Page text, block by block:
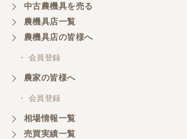
中古農機具を売る
農機具店一覧
農機具店の皆様へ
・ 会員登録
農家の皆様へ
・ 会員登録
相場情報一覧
売買実績一覧